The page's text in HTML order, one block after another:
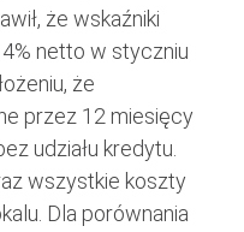
że wskaźniki
netto w styczniu
że
przez 12 miesięcy
udziału kredytu.
wszystkie koszty
Dla porównania